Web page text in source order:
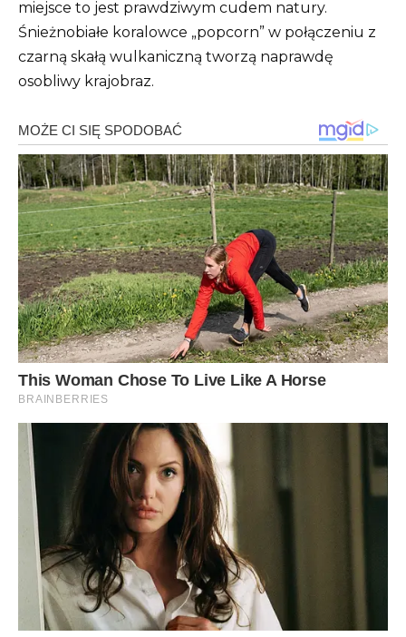
miejsce to jest prawdziwym cudem natury.
Śnieżnobiałe koralowce „popcorn” w połączeniu z
czarną skałą wulkaniczną tworzą naprawdę
osobliwy krajobraz.